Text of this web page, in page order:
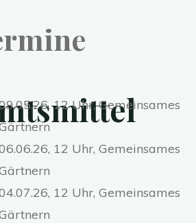
12 Uhr, Gemeinsames
12 Uhr, Gemeinsames
12 Uhr, Gemeinsames